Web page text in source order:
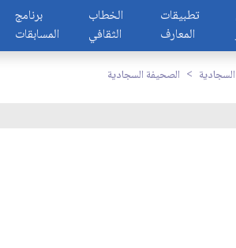
برنامج
المسابقات
الخطاب
الثقافي
تطبيقات
المعارف
الصحيفة السجادية